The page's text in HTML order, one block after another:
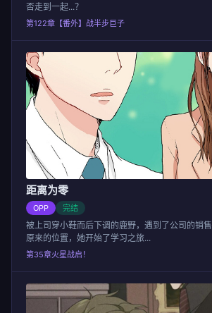
否走到一起...？
第122章【番外】战半步巨子
距离为零
OPP 完结
被上司穿小鞋而后下调的鹿野，遇到了公司的销
原来的位置，她开始了学习之旅...
第35章火星战启！